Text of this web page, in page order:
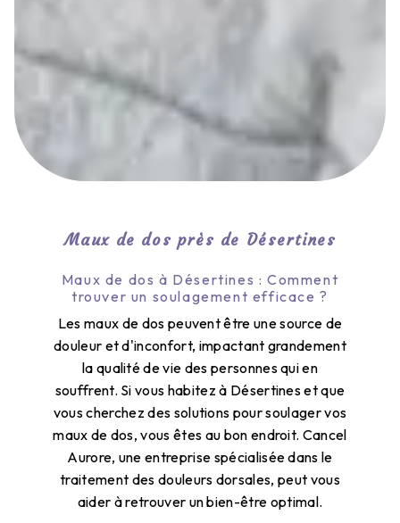
Maux de dos près de Désertines
Maux de dos à Désertines : Comment
trouver un soulagement efficace ?
Les maux de dos peuvent être une source de
douleur et d'inconfort, impactant grandement
la qualité de vie des personnes qui en
souffrent. Si vous habitez à Désertines et que
vous cherchez des solutions pour soulager vos
maux de dos, vous êtes au bon endroit. Cancel
Aurore, une entreprise spécialisée dans le
traitement des douleurs dorsales, peut vous
aider à retrouver un bien-être optimal.